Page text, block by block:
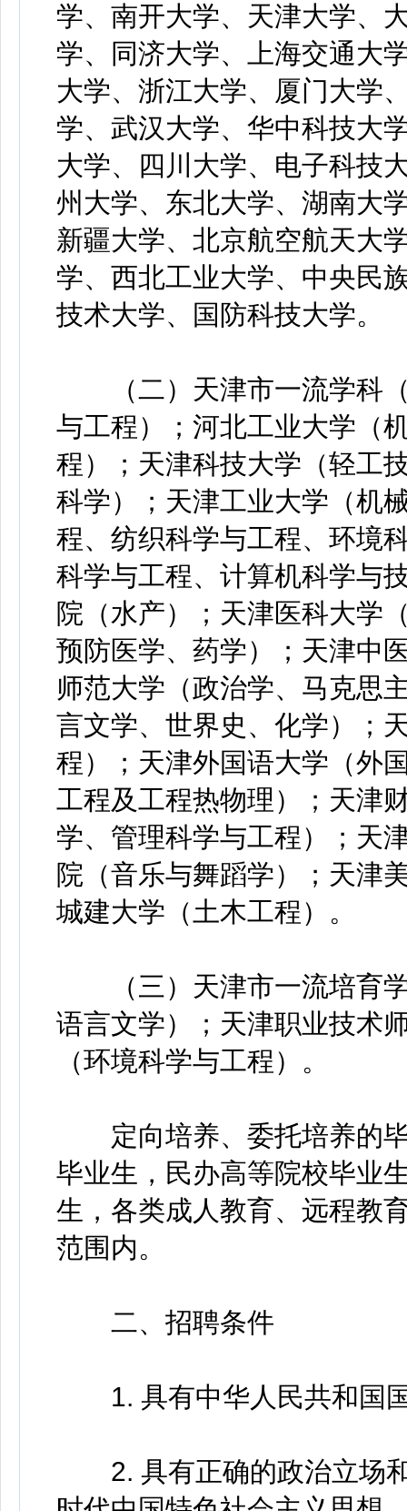
学、南开大学、天津大学、
学、同济大学、上海交通大
大学、浙江大学、厦门大学
学、武汉大学、华中科技大
大学、四川大学、电子科技
州大学、东北大学、湖南大
新疆大学、北京航空航天大
学、西北工业大学、中央民
技术大学、国防科技大学。
（二）天津市一流学科（
与工程）；河北工业大学（
程）；天津科技大学（轻工
科学）；天津工业大学（机
程、纺织科学与工程、环境
科学与工程、计算机科学与
院（水产）；天津医科大学
预防医学、药学）；天津中
师范大学（政治学、马克思
言文学、世界史、化学）；
程）；天津外国语大学（外
工程及工程热物理）；天津
学、管理科学与工程）；天
院（音乐与舞蹈学）；天津
城建大学（土木工程）。
（三）天津市一流培育学
语言文学）；天津职业技术
（环境科学与工程）。
定向培养、委托培养的毕
毕业生，民办高等院校毕业
生，各类成人教育、远程教
范围内。
二、招聘条件
1. 具有中华人民共和国国
2. 具有正确的政治立场和